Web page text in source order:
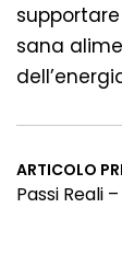
sana
ARTICOLO
Passi Reali